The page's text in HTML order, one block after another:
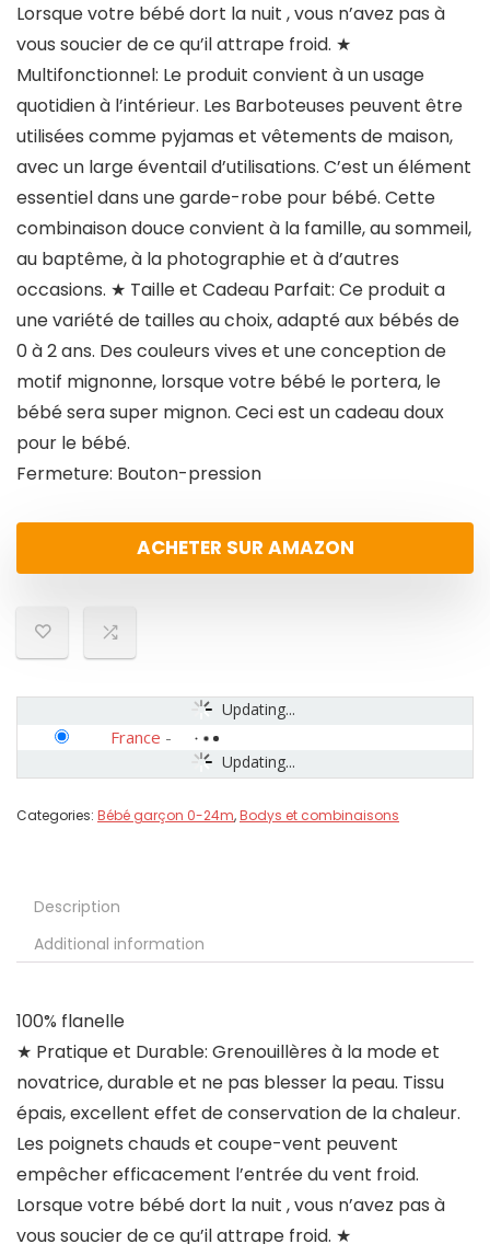
Lorsque votre bébé dort la nuit , vous n’avez pas à
vous soucier de ce qu’il attrape froid. ★
Multifonctionnel: Le produit convient à un usage
quotidien à l’intérieur. Les Barboteuses peuvent être
utilisées comme pyjamas et vêtements de maison,
avec un large éventail d’utilisations. C’est un élément
essentiel dans une garde-robe pour bébé. Cette
combinaison douce convient à la famille, au sommeil,
au baptême, à la photographie et à d’autres
occasions. ★ Taille et Cadeau Parfait: Ce produit a
une variété de tailles au choix, adapté aux bébés de
0 à 2 ans. Des couleurs vives et une conception de
motif mignonne, lorsque votre bébé le portera, le
bébé sera super mignon. Ceci est un cadeau doux
pour le bébé.
Fermeture: Bouton-pression
ACHETER SUR AMAZON
Updating...
Updating...
France -
Categories: Bébé garçon 0-24m,Bodys et combinaisons
Description
Additional information
100% flanelle
★ Pratique et Durable: Grenouillères à la mode et
novatrice, durable et ne pas blesser la peau. Tissu
épais, excellent effet de conservation de la chaleur.
Les poignets chauds et coupe-vent peuvent
empêcher efficacement l’entrée du vent froid.
Lorsque votre bébé dort la nuit , vous n’avez pas à
vous soucier de ce qu’il attrape froid. ★